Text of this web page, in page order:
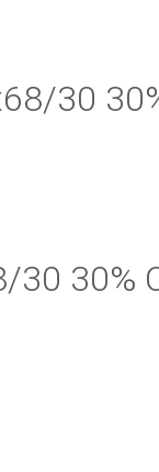
30
30%